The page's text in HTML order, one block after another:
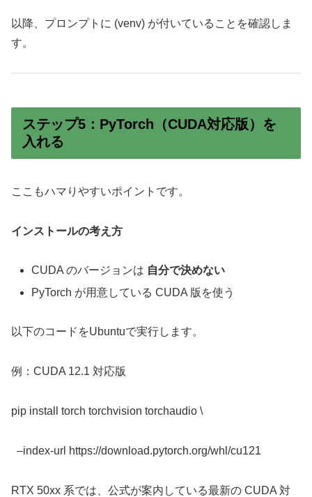
以降、プロンプトに (venv) が付いていることを確認しま
す。
ステップ5：PyTorch（CUDA対応版）を
入れる
ここもハマりやすいポイントです。
インストールの考え方
CUDA のバージョンは 自分で決めない
PyTorch が用意している CUDA 版を使う
以下のコードをUbuntuで実行します。
例：CUDA 12.1 対応版
pip install torch torchvision torchaudio \
–index-url https://download.pytorch.org/whl/cu121
RTX 50xx 系では、公式が案内している最新の CUDA 対